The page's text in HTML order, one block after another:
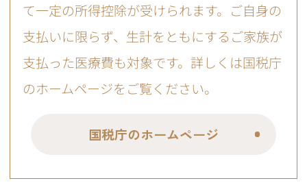
て一定の所得控除が受けられます。ご自身の
支払いに限らず、生計をともにするご家族が
支払った医療費も対象です。詳しくは国税庁
のホームページをご覧ください。
国税庁のホームページ